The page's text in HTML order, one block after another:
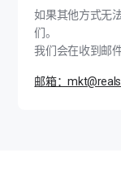
如果其他方式无
们。
我们会在收到邮
邮箱：